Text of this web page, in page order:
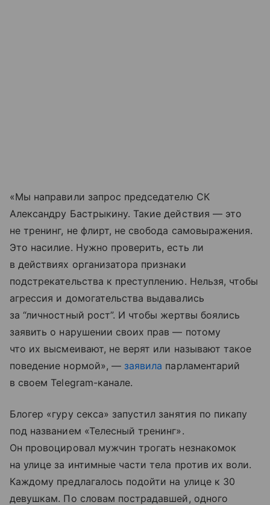
«Мы направили запрос председателю СК
Александру Бастрыкину. Такие действия — это
не тренинг, не флирт, не свобода самовыражения.
Это насилие. Нужно проверить, есть ли
в действиях организатора признаки
подстрекательства к преступлению. Нельзя, чтобы
агрессия и домогательства выдавались
за “личностный рост”. И чтобы жертвы боялись
заявить о нарушении своих прав — потому
что их высмеивают, не верят или называют такое
поведение нормой», — заявила парламентарий
в своем Telegram-канале.
Блогер «гуру секса» запустил занятия по пикапу
под названием «Телесный тренинг».
Он провоцировал мужчин трогать незнакомок
на улице за интимные части тела против их воли.
Каждому предлагалось подойти на улице к 30
девушкам. По словам пострадавшей, одного